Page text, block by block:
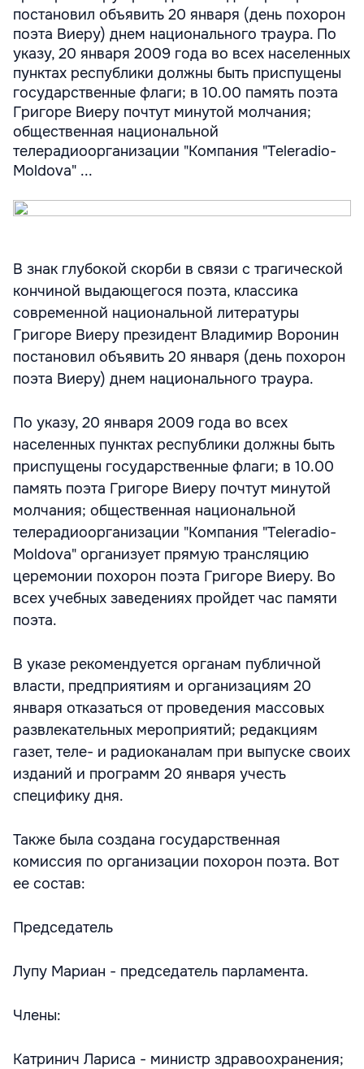
постановил объявить 20 января (день похорон
поэта Виеру) днем национального траура. По
указу, 20 января 2009 года во всех населенных
пунктах республики должны быть приспущены
государственные флаги; в 10.00 память поэта
Григоре Виеру почтут минутой молчания;
общественная национальной
телерадиоорганизации "Компания "Teleradio-
Moldova" ...
В знак глубокой скорби в связи с трагической
кончиной выдающегося поэта, классика
современной национальной литературы
Григоре Виеру президент Владимир Воронин
постановил объявить 20 января (день похорон
поэта Виеру) днем национального траура.
По указу, 20 января 2009 года во всех
населенных пунктах республики должны быть
приспущены государственные флаги; в 10.00
память поэта Григоре Виеру почтут минутой
молчания; общественная национальной
телерадиоорганизации "Компания "Teleradio-
Moldova" организует прямую трансляцию
церемонии похорон поэта Григоре Виеру. Во
всех учебных заведениях пройдет час памяти
поэта.
В указе рекомендуется органам публичной
власти, предприятиям и организациям 20
января отказаться от проведения массовых
развлекательных мероприятий; редакциям
газет, теле- и радиоканалам при выпуске своих
изданий и программ 20 января учесть
специфику дня.
Также была создана государственная
комиссия по организации похорон поэта. Вот
ее состав:
Председатель
Лупу Мариан - председатель парламента.
Члены:
Катринич Лариса - министр здравоохранения;